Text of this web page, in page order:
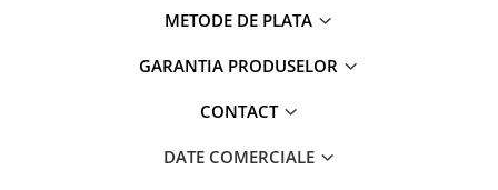
METODE DE PLATA
GARANTIA PRODUSELOR
CONTACT
DATE COMERCIALE